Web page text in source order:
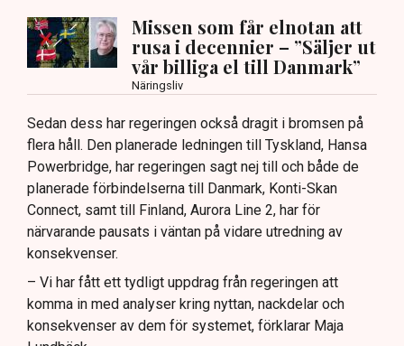
Missen som får elnotan att
rusa i decennier – ”Säljer ut
vår billiga el till Danmark”
Näringsliv
Sedan dess har regeringen också dragit i bromsen på
flera håll. Den planerade ledningen till Tyskland, Hansa
Powerbridge, har regeringen sagt nej till och både de
planerade förbindelserna till Danmark, Konti-Skan
Connect, samt till Finland, Aurora Line 2, har för
närvarande pausats i väntan på vidare utredning av
konsekvenser.
– Vi har fått ett tydligt uppdrag från regeringen att
komma in med analyser kring nyttan, nackdelar och
konsekvenser av dem för systemet, förklarar Maja